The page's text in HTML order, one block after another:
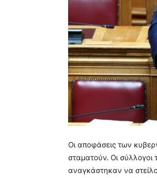
Οι αποφάσεις των
σταματούν. Οι
αναγκάστηκαν να